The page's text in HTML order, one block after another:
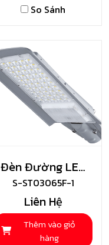
So Sánh
Đèn Đường LED
Shining
S-ST03065F-1
Liên Hệ
Thêm vào giỏ
hàng